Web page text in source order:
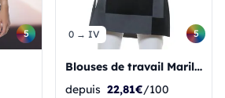
5 0 → IV 5
Blouses de travail Marilies pour femmes
depuis 22,81€/100